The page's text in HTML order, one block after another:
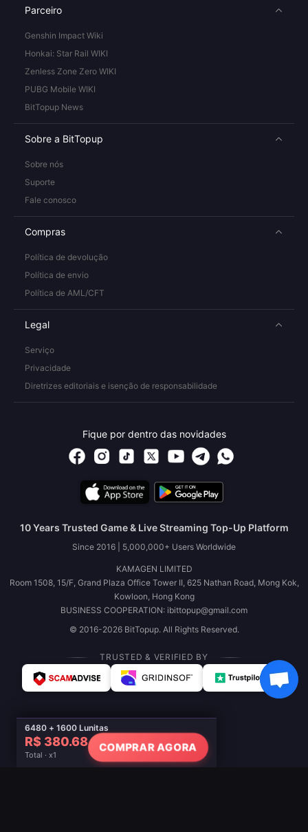
6480 + 1600 Lunitas
R$ 380.68
Total · x1
COMPRAR AGORA
Parceiro
Genshin Impact Wiki
Honkai: Star Rail WIKI
Zenless Zone Zero WIKI
PUBG Mobile WIKI
BitTopup News
Sobre a BitTopup
Sobre nós
Suporte
Fale conosco
Compras
Política de devolução
Política de envio
Política de AML/CFT
Legal
Serviço
Privacidade
Diretrizes editoriais e isenção de responsabilidade
Fique por dentro das novidades
10 Years Trusted Game & Live Streaming Top-Up Platform
Since 2016 | 5,000,000+ Users Worldwide
KAMAGEN LIMITED
Room 1508, 15/F, Grand Plaza Office Tower II, 625 Nathan Road, Mong Kok,
Kowloon, Hong Kong
BUSINESS COOPERATION: ibittopup@gmail.com
© 2016-2026 BitTopup. All Rights Reserved.
TRUSTED & VERIFIED BY